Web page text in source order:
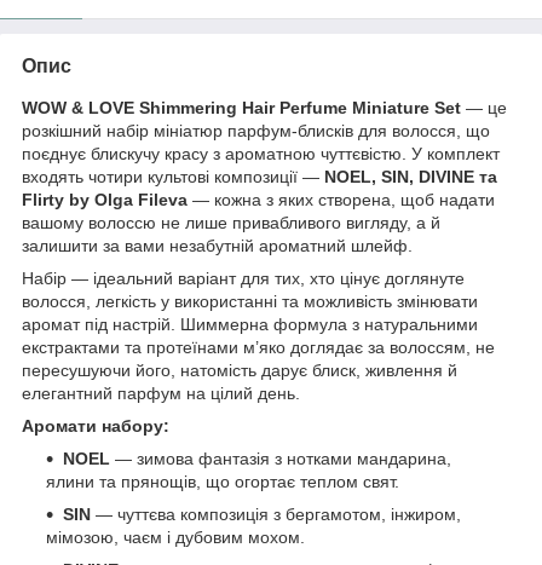
Опис
WOW & LOVE Shimmering Hair Perfume Miniature Set — це
розкішний набір мініатюр парфум-блисків для волосся, що
поєднує блискучу красу з ароматною чуттєвістю. У комплект
входять чотири культові композиції — NOEL, SIN, DIVINE та
Flirty by Olga Fileva — кожна з яких створена, щоб надати
вашому волоссю не лише привабливого вигляду, а й
залишити за вами незабутній ароматний шлейф.
Набір — ідеальний варіант для тих, хто цінує доглянуте
волосся, легкість у використанні та можливість змінювати
аромат під настрій. Шиммерна формула з натуральними
екстрактами та протеїнами м’яко доглядає за волоссям, не
пересушуючи його, натомість дарує блиск, живлення й
елегантний парфум на цілий день.
Аромати набору:
NOEL — зимова фантазія з нотками мандарина,
ялини та прянощів, що огортає теплом свят.
SIN — чуттєва композиція з бергамотом, інжиром,
мімозою, чаєм і дубовим мохом.